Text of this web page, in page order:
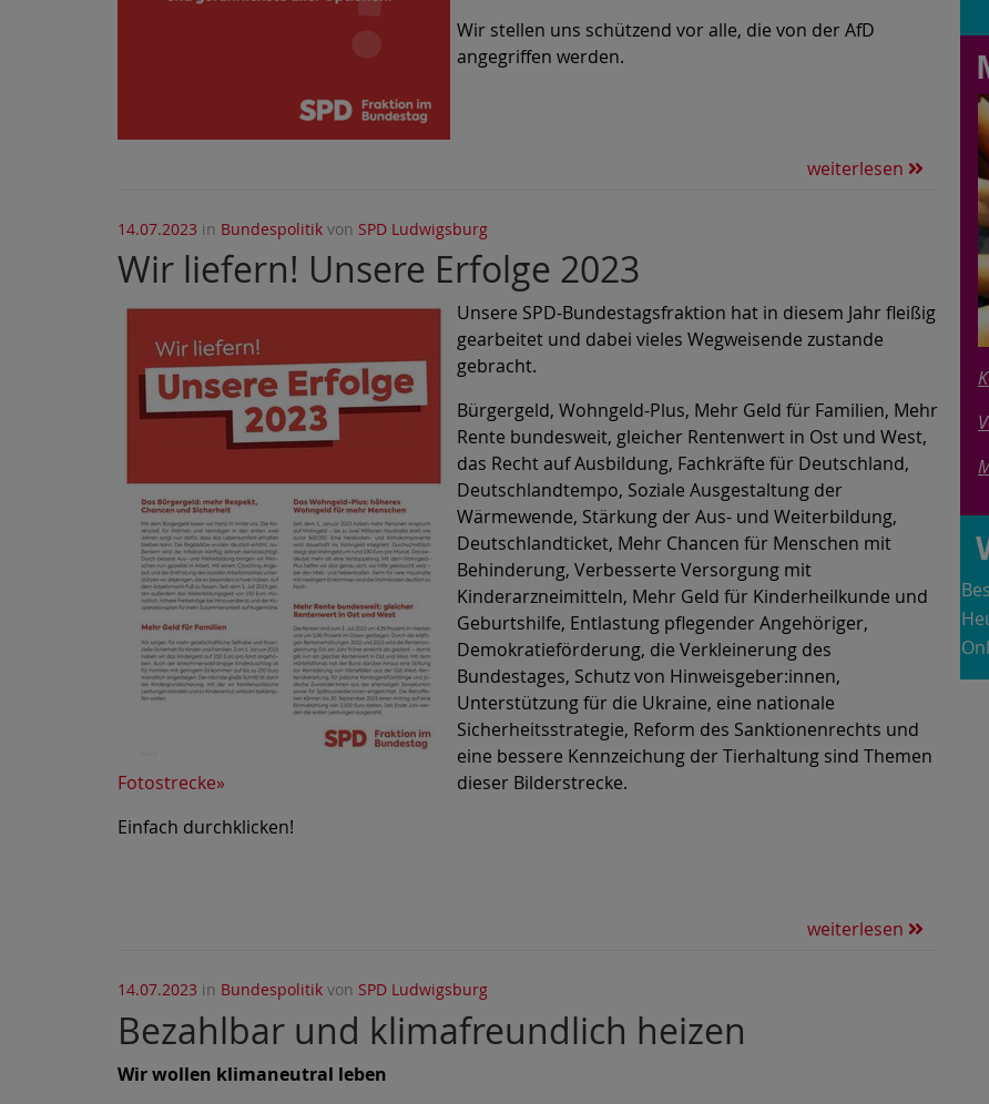
Wir stellen uns schützend vor alle, die von der AfD
angegriffen werden.
weiterlesen
14.07.2023 in Bundespolitik von SPD Ludwigsburg
Wir liefern! Unsere Erfolge 2023
Fotostrecke»
Unsere SPD-Bundestagsfraktion hat in diesem Jahr fleißig
gearbeitet und dabei vieles Wegweisende zustande
gebracht.
Bürgergeld, Wohngeld-Plus, Mehr Geld für Familien, Mehr
Rente bundesweit, gleicher Rentenwert in Ost und West,
das Recht auf Ausbildung, Fachkräfte für Deutschland,
Deutschlandtempo, Soziale Ausgestaltung der
Wärmewende, Stärkung der Aus- und Weiterbildung,
Deutschlandticket, Mehr Chancen für Menschen mit
Behinderung, Verbesserte Versorgung mit
Kinderarzneimitteln, Mehr Geld für Kinderheilkunde und
Geburtshilfe, Entlastung pflegender Angehöriger,
Demokratieförderung, die Verkleinerung des
Bundestages, Schutz von Hinweisgeber:innen,
Unterstützung für die Ukraine, eine nationale
Sicherheitsstrategie, Reform des Sanktionenrechts und
eine bessere Kennzeichung der Tierhaltung sind Themen
dieser Bilderstrecke.
Einfach durchklicken!
weiterlesen
14.07.2023 in Bundespolitik von SPD Ludwigsburg
Bezahlbar und klimafreundlich heizen
Wir wollen klimaneutral leben